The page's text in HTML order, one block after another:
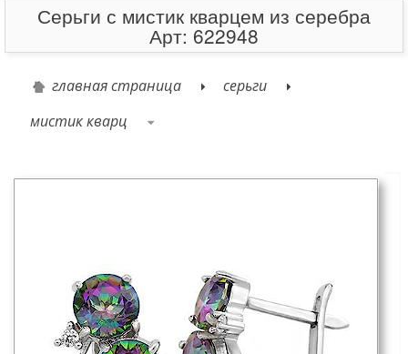
Серьги с мистик кварцем из серебра
Арт: 622948
главная страница
серьги
мистик кварц